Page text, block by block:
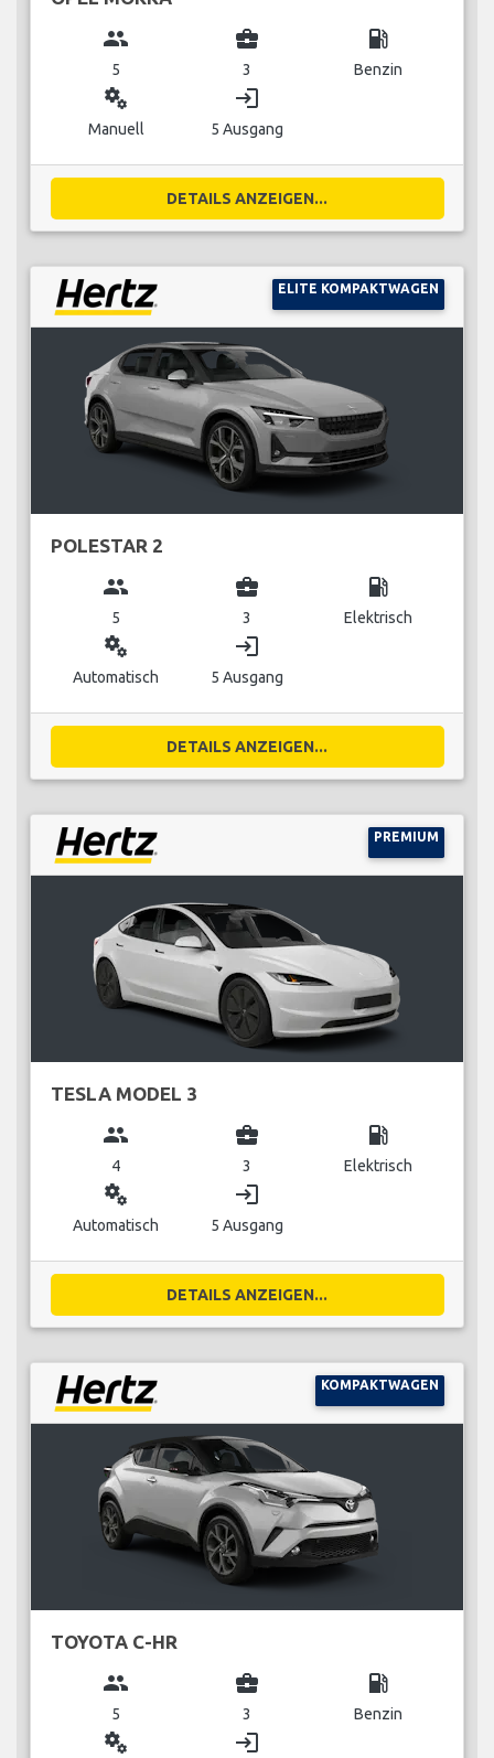
group
5
business_center
3
local_gas_station
Benzin
miscellaneous_services
Manuell
login
5 Ausgang
DETAILS ANZEIGEN...
ELITE KOMPAKTWAGEN
POLESTAR 2
group
5
business_center
3
local_gas_station
Elektrisch
miscellaneous_services
Automatisch
login
5 Ausgang
DETAILS ANZEIGEN...
PREMIUM
TESLA MODEL 3
group
4
business_center
3
local_gas_station
Elektrisch
miscellaneous_services
Automatisch
login
5 Ausgang
DETAILS ANZEIGEN...
KOMPAKTWAGEN
TOYOTA C-HR
group
5
business_center
3
local_gas_station
Benzin
miscellaneous_services login